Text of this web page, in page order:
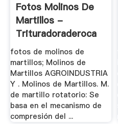
Fotos Molinos De
Martillos -
Trituradoraderoca
fotos de molinos de
martillos; Molinos de
Martillos AGROINDUSTRIA
Y . Molinos de Martillos. M.
de martillo rotatorio: Se
basa en el mecanismo de
compresión del ...